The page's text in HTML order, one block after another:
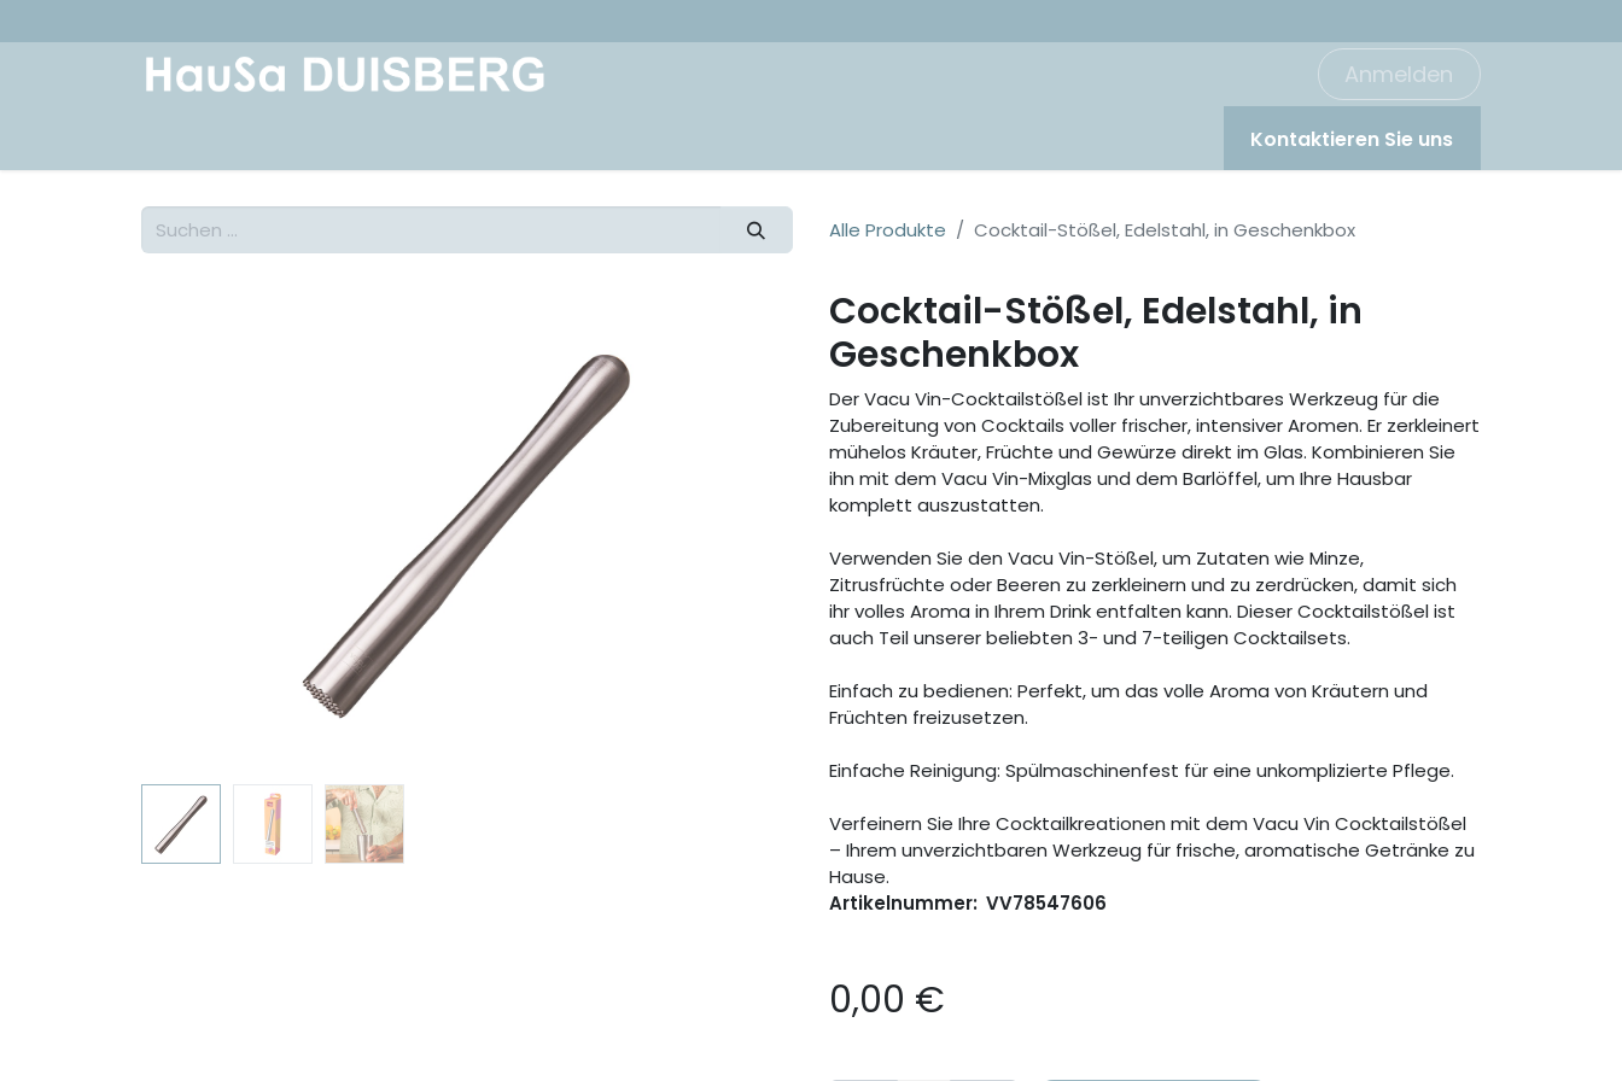
Anmelden
Kontaktieren Sie uns
Alle Produkte Cocktail-Stößel, Edelstahl, in Geschenkbox
Cocktail-Stößel, Edelstahl, in
Geschenkbox
Der Vacu Vin-Cocktailstößel ist Ihr unverzichtbares Werkzeug für die
Zubereitung von Cocktails voller frischer, intensiver Aromen. Er zerkleinert
mühelos Kräuter, Früchte und Gewürze direkt im Glas. Kombinieren Sie
ihn mit dem Vacu Vin-Mixglas und dem Barlöffel, um Ihre Hausbar
komplett auszustatten.
Verwenden Sie den Vacu Vin-Stößel, um Zutaten wie Minze,
Zitrusfrüchte oder Beeren zu zerkleinern und zu zerdrücken, damit sich
ihr volles Aroma in Ihrem Drink entfalten kann. Dieser Cocktailstößel ist
auch Teil unserer beliebten 3- und 7-teiligen Cocktailsets.
Einfach zu bedienen: Perfekt, um das volle Aroma von Kräutern und
Früchten freizusetzen.
Einfache Reinigung: Spülmaschinenfest für eine unkomplizierte Pflege.
Verfeinern Sie Ihre Cocktailkreationen mit dem Vacu Vin Cocktailstößel
– Ihrem unverzichtbaren Werkzeug für frische, aromatische Getränke zu
Hause.
Artikelnummer: VV78547606
0,00 €